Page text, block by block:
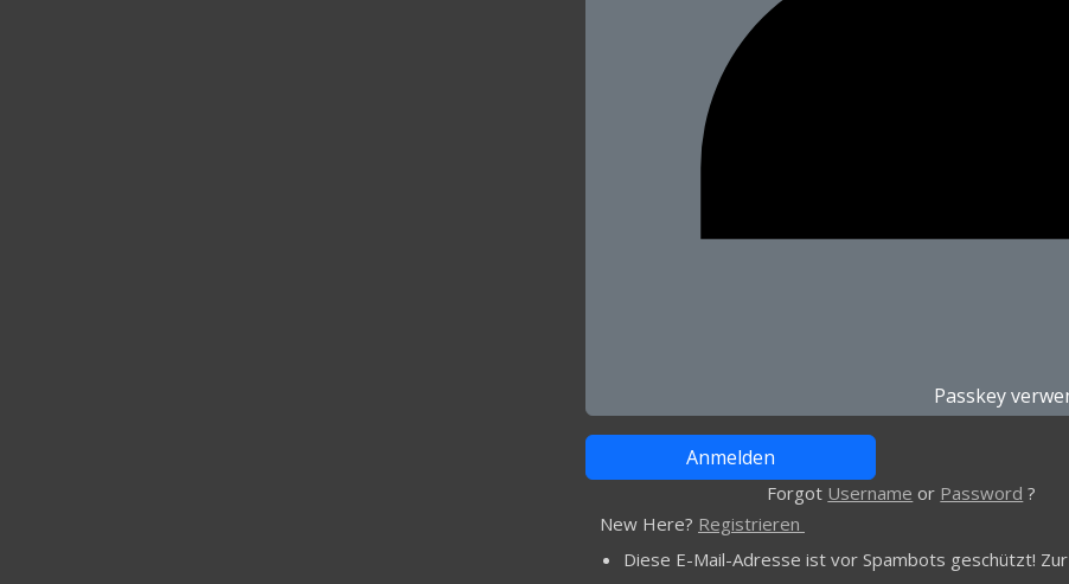
Passkey
Forgot Username or Password ?
New Here? Registrieren
Diese E-Mail-Adresse ist vor Spambots geschützt!